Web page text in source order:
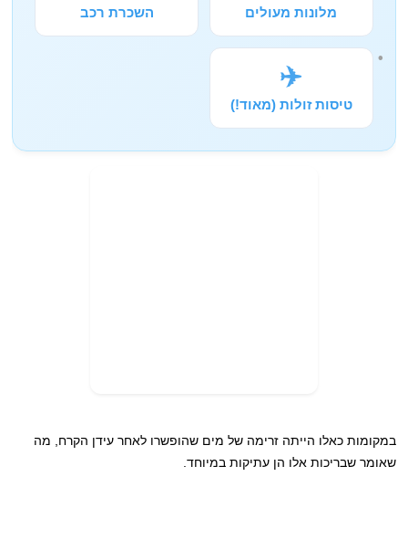
מלונות מעולים השכרת רכב
✈️
טיסות זולות (מאוד!)
במקומות כאלו הייתה זרימה של מים שהופשרו לאחר עידן הקרח, מה
שאומר שבריכות אלו הן עתיקות במיוחד.